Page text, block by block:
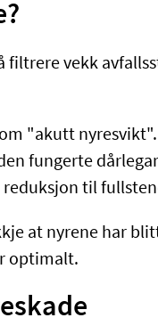
filtrere vekk
"akutt
fungerte
til
at nyrene har
optimalt.